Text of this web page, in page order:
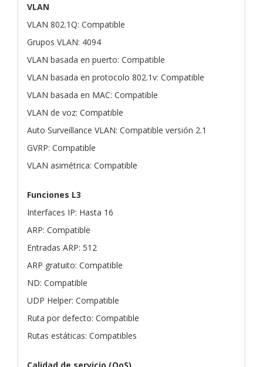
VLAN
VLAN 802.1Q: Compatible
Grupos VLAN: 4094
VLAN basada en puerto: Compatible
VLAN basada en protocolo 802.1v: Compatible
VLAN basada en MAC: Compatible
VLAN de voz: Compatible
Auto Surveillance VLAN: Compatible versión 2.1
GVRP: Compatible
VLAN asimétrica: Compatible
Funciones L3
Interfaces IP: Hasta 16
ARP: Compatible
Entradas ARP: 512
ARP gratuito: Compatible
ND: Compatible
UDP Helper: Compatible
Ruta por defecto: Compatible
Rutas estáticas: Compatibles
Calidad de servicio (QoS)